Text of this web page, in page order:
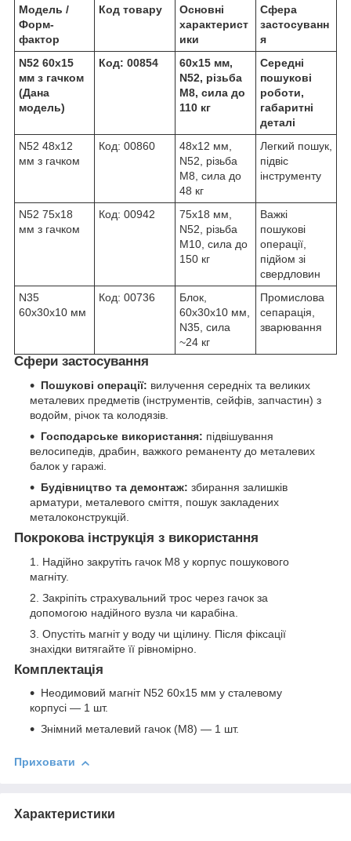
Модель /
Форм-
фактор
Код товару
Основні
характерист
ики
Сфера
застосуванн
я
N52 60х15
мм з гачком
(Дана
модель)
Код: 00854
60х15 мм,
N52, різьба
M8, сила до
110 кг
Середні
пошукові
роботи,
габаритні
деталі
N52 48х12
мм з гачком
Код: 00860
48х12 мм,
N52, різьба
M8, сила до
48 кг
Легкий пошук,
підвіс
інструменту
N52 75х18
мм з гачком
Код: 00942
75х18 мм,
N52, різьба
M10, сила до
150 кг
Важкі
пошукові
операції,
підйом зі
свердловин
N35
60х30х10 мм
Код: 00736
Блок,
60х30х10 мм,
N35, сила
~24 кг
Промислова
сепарація,
зварювання
Сфери застосування
Пошукові операції: вилучення середніх та великих
металевих предметів (інструментів, сейфів, запчастин) з
водойм, річок та колодязів.
Господарське використання: підвішування
велосипедів, драбин, важкого реманенту до металевих
балок у гаражі.
Будівництво та демонтаж: збирання залишків
арматури, металевого сміття, пошук закладених
металоконструкцій.
Покрокова інструкція з використання
Надійно закрутіть гачок M8 у корпус пошукового
магніту.
Закріпіть страхувальний трос через гачок за
допомогою надійного вузла чи карабіна.
Опустіть магніт у воду чи щілину. Після фіксації
знахідки витягайте її рівномірно.
Комплектація
Неодимовий магніт N52 60х15 мм у сталевому
корпусі — 1 шт.
Знімний металевий гачок (M8) — 1 шт.
Приховати
Характеристики